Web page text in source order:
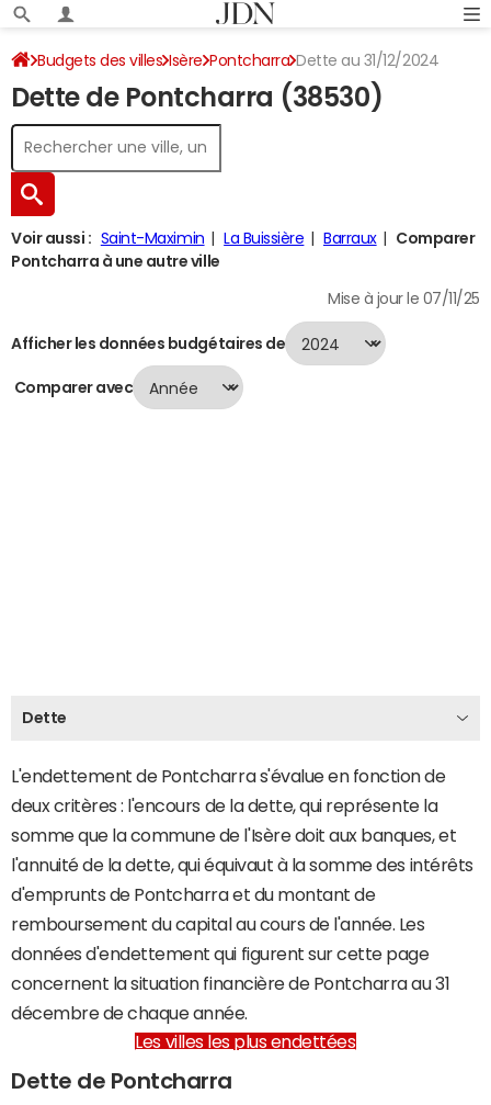
Budgets des villes Isère Pontcharra Dette au 31/12/2024
Dette de Pontcharra (38530)
Voir aussi : Saint-Maximin La Buissière Barraux
Comparer
Pontcharra à une autre ville
Mise à jour le 07/11/25
Afficher les données budgétaires de
Comparer avec
Dette
L'endettement de Pontcharra s'évalue en fonction de
deux critères : l'encours de la dette, qui représente la
somme que la commune de l'Isère doit aux banques, et
l'annuité de la dette, qui équivaut à la somme des intérêts
d'emprunts de Pontcharra et du montant de
remboursement du capital au cours de l'année. Les
données d'endettement qui figurent sur cette page
concernent la situation financière de Pontcharra au 31
décembre de chaque année.
Les villes les plus endettées
Dette de Pontcharra